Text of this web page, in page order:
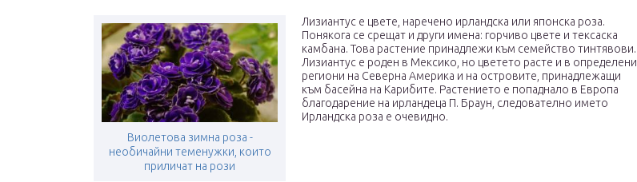
Виолетова зимна роза -
необичайни теменужки, които
приличат на рози
Лизиантус е цвете, наречено ирландска или японска роза.
Понякога се срещат и други имена: горчиво цвете и тексаска
камбана. Това растение принадлежи към семейство тинтявови.
Лизиантус е роден в Мексико, но цветето расте и в определени
региони на Северна Америка и на островите, принадлежащи
към басейна на Карибите. Растението е попаднало в Европа
благодарение на ирландеца П. Браун, следователно името
Ирландска роза е очевидно.